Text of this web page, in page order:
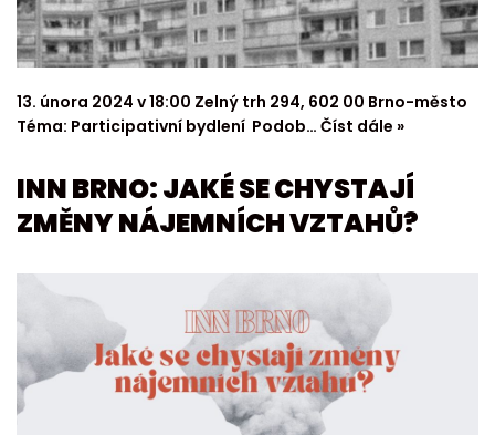
13. února 2024 v 18:00 Zelný trh 294, 602 00 Brno-město
Téma: Participativní bydlení Podob… Číst dále »
INN BRNO: JAKÉ SE CHYSTAJÍ
ZMĚNY NÁJEMNÍCH VZTAHŮ?